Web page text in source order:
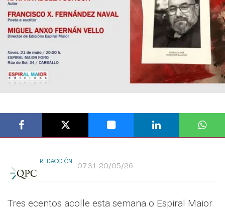
REDACCIÓN 07:31 20/05/26
Tres ecentos acolle esta semana o Espiral Maior